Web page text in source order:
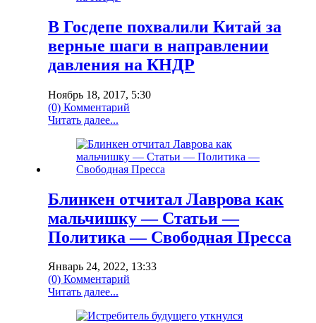
В Госдепе похвалили Китай за
верные шаги в направлении
давления на КНДР
Ноябрь 18, 2017, 5:30
(0) Комментарий
Читать далее...
Блинкен отчитал Лаврова как
мальчишку — Статьи —
Политика — Свободная Пресса
Январь 24, 2022, 13:33
(0) Комментарий
Читать далее...